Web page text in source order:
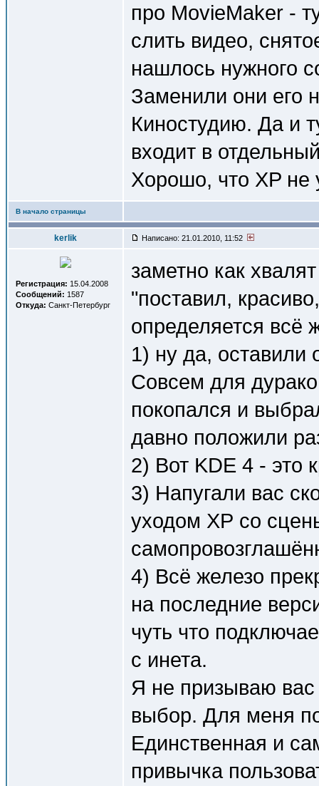
про MovieMaker -
слить видео,
нашлось нужного
Заменили они его
Киностудию. Да и
входит в
Хорошо, что XP не
В начало страницы
kerlik Написано: 21.01.2010, 11:52
Регистрация: 15.04.2008
Сообщений: 1587
Откуда: Санкт-Петербург
заметно как
"поставил,
определяется всё
1) ну да, оставили
Совсем для
покопался и
давно положили
2) Вот KDE 4 - это
3) Напугали вас
уходом ХР со
4) Всё железо
на последние
чуть что
с инета.
Я не призываю вас
выбор. Для меня
Единственная и
привычка